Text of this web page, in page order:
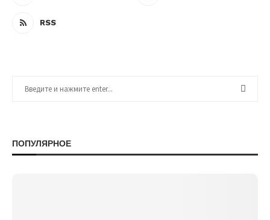
RSS
ПОПУЛЯРНОЕ